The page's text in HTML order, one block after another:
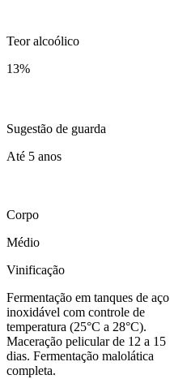
Teor alcoólico
13%
Sugestão de guarda
Até 5 anos
Corpo
Médio
Vinificação
Fermentação em tanques de aço
inoxidável com controle de
temperatura (25°C a 28°C).
Maceração pelicular de 12 a 15
dias. Fermentação malolática
completa.